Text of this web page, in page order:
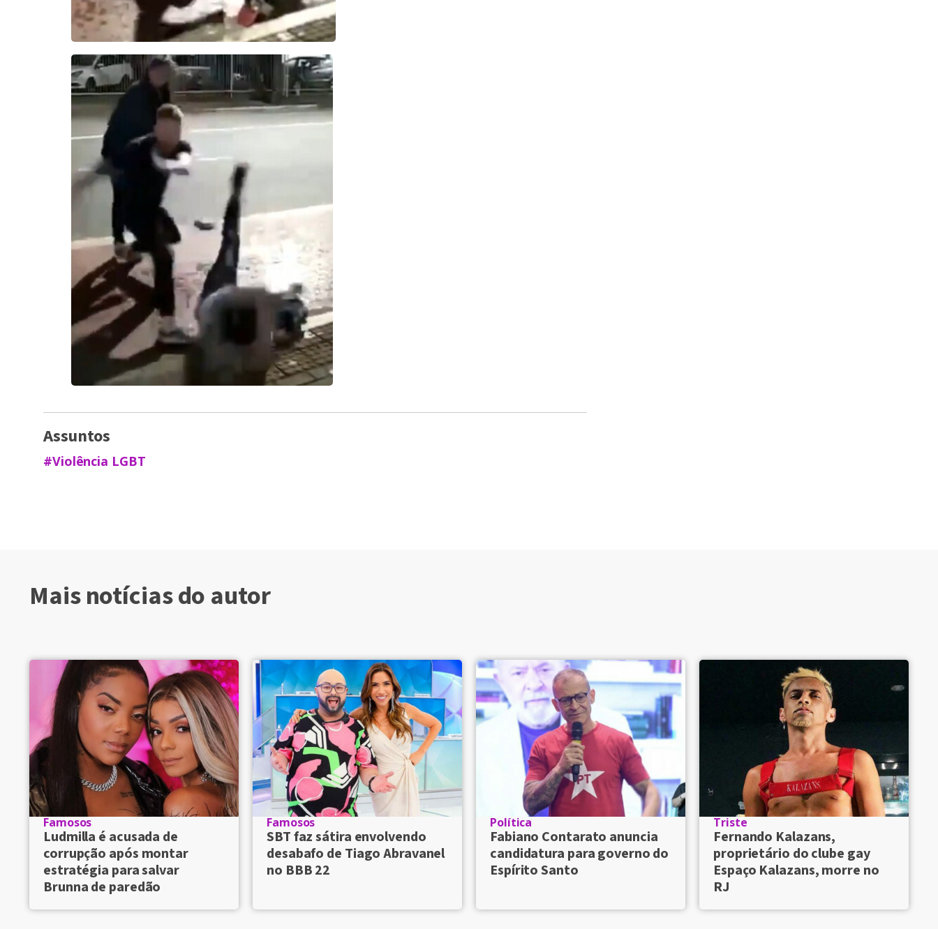
Assuntos
#Violência LGBT
Mais notícias do autor
Famosos
Ludmilla é acusada de
corrupção após montar
estratégia para salvar
Brunna de paredão
Famosos
SBT faz sátira envolvendo
desabafo de Tiago Abravanel
no BBB 22
Política
Fabiano Contarato anuncia
candidatura para governo do
Espírito Santo
Triste
Fernando Kalazans,
proprietário do clube gay
Espaço Kalazans, morre no
RJ